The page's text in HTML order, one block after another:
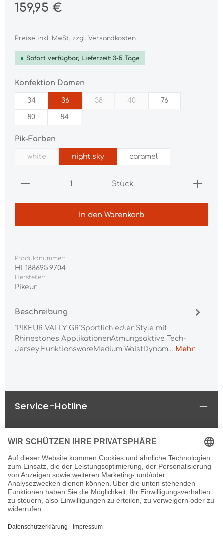
Regulärer Preis:
159,95 €
Preise inkl. MwSt. zzgl. Versandkosten
Sofort verfügbar, Lieferzeit: 3-5 Tage
Konfektion Damen
34 36 38 40 76
80 84
Pik-Farben
white
(Diese Option ist zurzeit nicht verfügbar.)
night sky caramel
Produkt Anzahl: Gib den gewünschten
Stück
In den Warenkorb
Produktnummer:
HL188695.97.04
Hersteller:
Pikeur
Beschreibung
"PIKEUR VALLY GR"Sportlich edler Style mit
Rhinestones ApplikationenAtmungsaktive Tech-
Jersey FunktionswareMedium WaistDynam… Mehr
Service-Hotline
Rechtliches
Informationen
Newsletter